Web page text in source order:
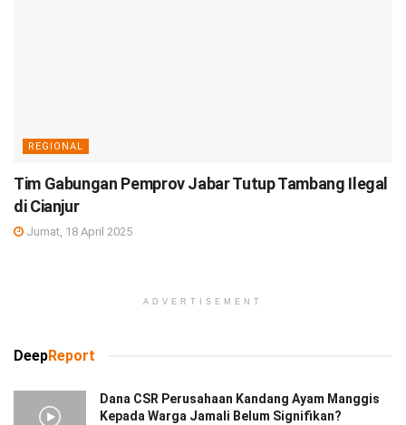
REGIONAL
Tim Gabungan Pemprov Jabar Tutup Tambang Ilegal
di Cianjur
Jumat, 18 April 2025
ADVERTISEMENT
DeepReport
Dana CSR Perusahaan Kandang Ayam Manggis
Kepada Warga Jamali Belum Signifikan?